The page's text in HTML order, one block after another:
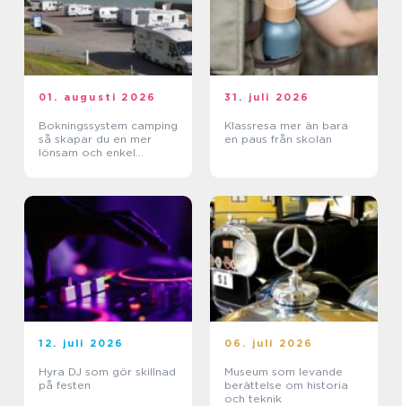
01. augusti 2026
Bokningssystem camping
så skapar du en mer
lönsam och enkel
31. juli 2026
Klassresa mer än bara
en paus från skolan
12. juli 2026
Hyra DJ som gör skillnad
på festen
06. juli 2026
Museum som levande
berättelse om historia
och teknik